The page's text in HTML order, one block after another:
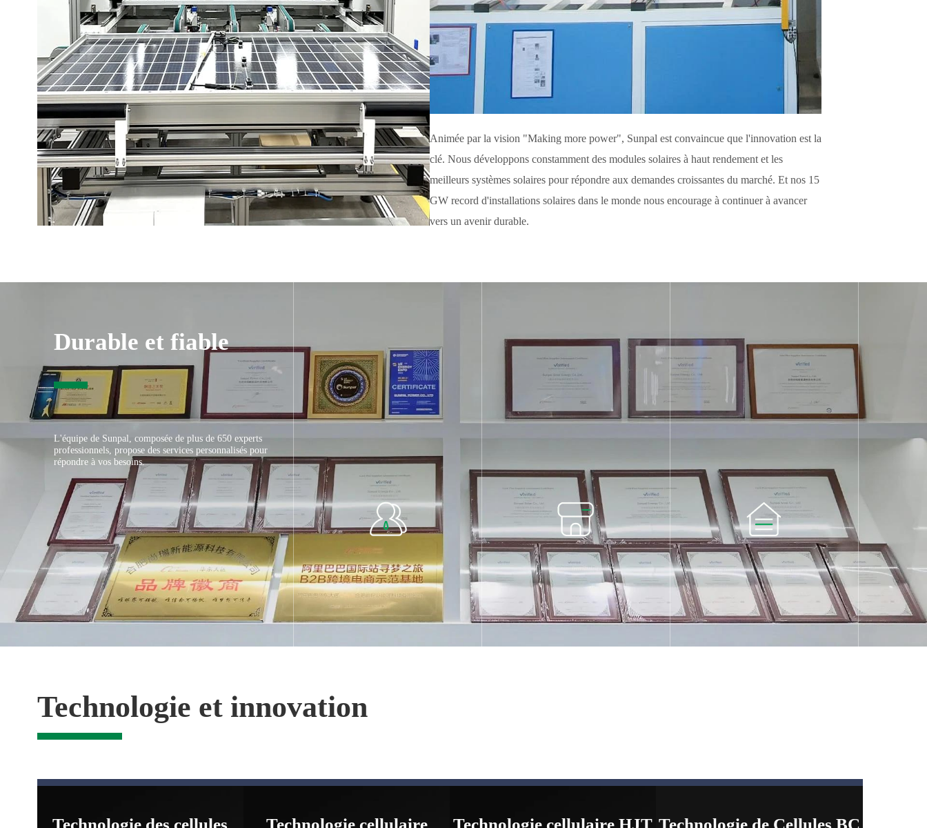
Animée par la vision "Making more power", Sunpal est convaincue que l'innovation est la
clé. Nous développons constamment des modules solaires à haut rendement et les
meilleurs systèmes solaires pour répondre aux demandes croissantes du marché. Et nos 15
GW record d'installations solaires dans le mondenous encourage à continuer à avancer
vers un avenir durable.
Durable et fiable
L'équipe de Sunpal, composée de plus de 650 experts
professionnels, propose des services personnalisés pour
répondre à vos besoins.
L'équipe de Sunpal, forte de plus de
650 experts professionnels, propose
Satisfaction garantie du client :
Les entrepôts d'outre-mer de
Technologie et innovation